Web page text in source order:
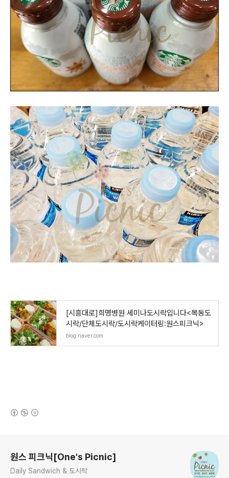
[시흥대로]희명병원 세미나도시락입니다<목동도
시락/단체도시락/도시락케이터링:원스피크닉>
blog.naver.com
원스 피크닉[One's Picnic]
Daily Sandwich & 도시락